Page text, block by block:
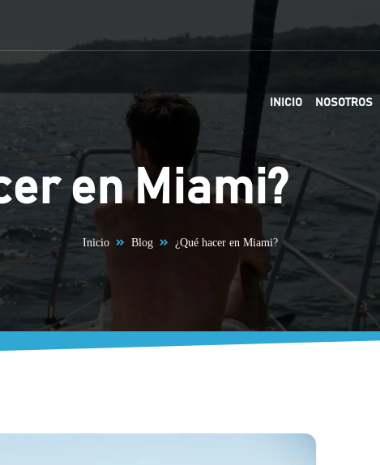
INICIO NOSOTROS
en Miami?
Inicio Blog ¿Qué hacer en Miami?